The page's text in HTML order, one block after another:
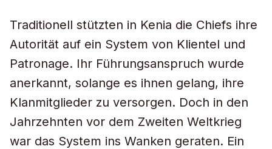
Traditionell stützten in Kenia die Chiefs ihre
Autorität auf ein System von Klientel und
Patronage. Ihr Führungsanspruch wurde
anerkannt, solange es ihnen gelang, ihre
Klanmitglieder zu versorgen. Doch in den
Jahrzehnten vor dem Zweiten Weltkrieg
war das System ins Wanken geraten. Ein